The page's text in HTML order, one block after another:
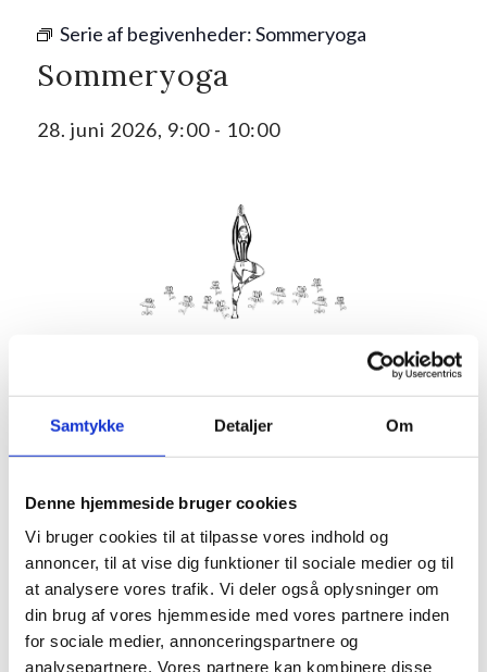
Samtykke Detaljer Om
Denne hjemmeside bruger cookies
Vi bruger cookies til at tilpasse vores indhold og
annoncer, til at vise dig funktioner til sociale medier og til
at analysere vores trafik. Vi deler også oplysninger om
din brug af vores hjemmeside med vores partnere inden
for sociale medier, annonceringspartnere og
analysepartnere. Vores partnere kan kombinere disse
Serie af begivenheder:Sommeryoga
Sommeryoga
28. juni 2026, 9:00- 10:00
Kom med morgenhår og tag din nabo eller bedste ven under
Husk din yogamåtte.
Hvis det er dårligt vejr, er vi indendørs på Villa Strand eller
Hornbækhus.
Info
Tilmelding